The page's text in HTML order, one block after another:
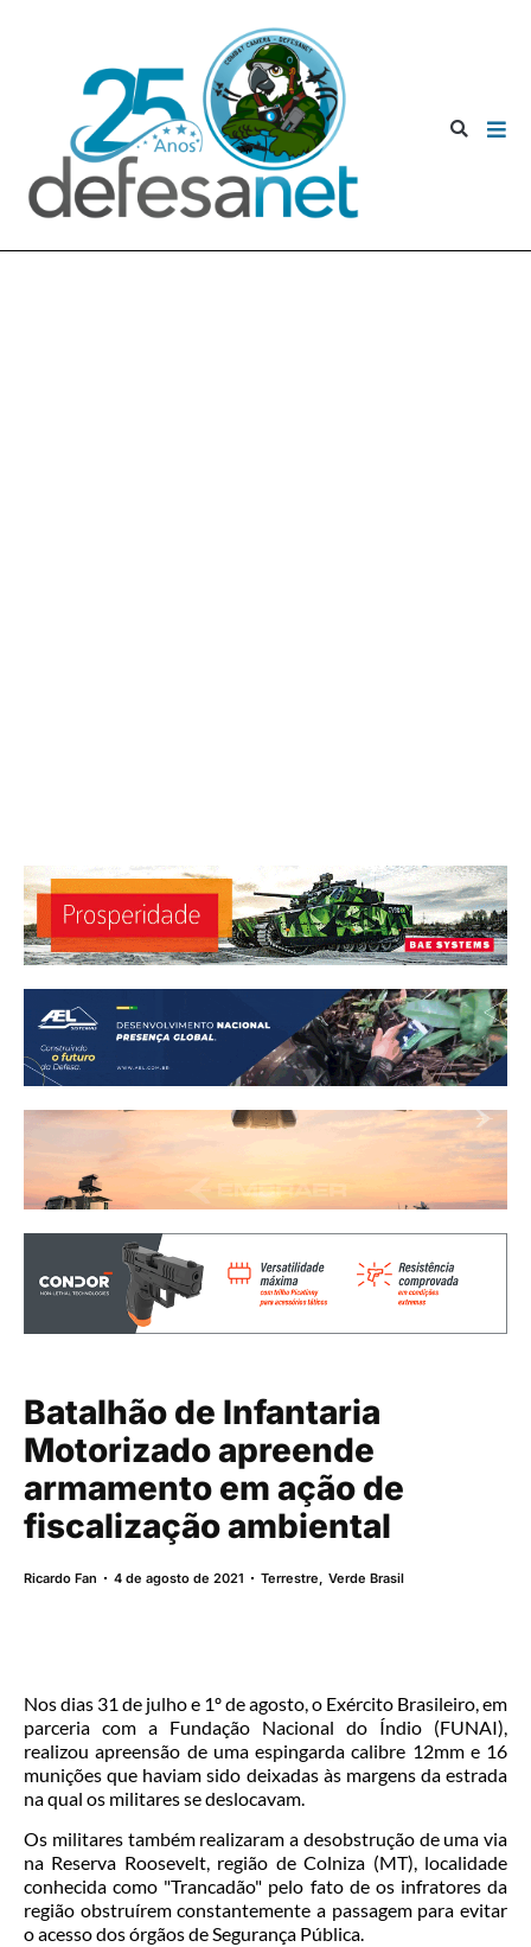
Batalhão de Infantaria
Motorizado apreende
armamento em ação de
fiscalização ambiental
Ricardo Fan 4 de agosto de 2021 Terrestre,Verde Brasil
Nos dias 31 de julho e 1º de agosto, o Exército Brasileiro, em
parceria com a Fundação Nacional do Índio (FUNAI),
realizou apreensão de uma espingarda calibre 12mm e 16
munições que haviam sido deixadas às margens da estrada
na qual os militares se deslocavam.
Os militares também realizaram a desobstrução de uma via
na Reserva Roosevelt, região de Colniza (MT), localidade
conhecida como "Trancadão" pelo fato de os infratores da
região obstruírem constantemente a passagem para evitar
o acesso dos órgãos de Segurança Pública.